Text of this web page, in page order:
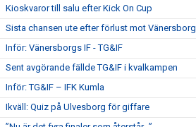
Kioskvaror till salu efter Kick On Cup
Sista chansen ute efter förlust mot Vänersborg
Inför: Vänersborgs IF - TG&IF
Sent avgörande fällde TG&IF i kvalkampen
Inför: TG&IF – IFK Kumla
Ikväll: Quiz på Ulvesborg för giffare